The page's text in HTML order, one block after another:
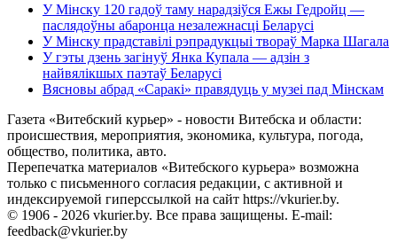
У Мінску 120 гадоў таму нарадзіўся Ежы Гедройц —
паслядоўны абаронца незалежнасці Беларусі
У Мінску прадставілі рэпрадукцыі твораў Марка Шагала
У гэты дзень загінуў Янка Купала — адзін з
найвялікшых паэтаў Беларусі
Вясновы абрад «Саракі» правядуць у музеі пад Мінскам
Газета «Витебский курьер» - новости Витебска и области:
происшествия, мероприятия, экономика, культура, погода,
общество, политика, авто.
Перепечатка материалов «Витебского курьера» возможна
только с письменного согласия редакции, с активной и
индексируемой гиперссылкой на сайт https://vkurier.by.
© 1906 - 2026 vkurier.by. Все права защищены. E-mail:
feedback@vkurier.by